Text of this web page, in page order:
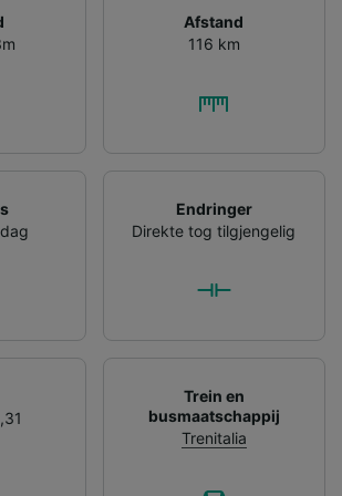
Afstand
116 km
Endringer
Direkte tog tilgjengelig
Trein en
busmaatschappij
Trenitalia